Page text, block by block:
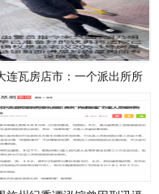
连瓦房店市：一个派出所所